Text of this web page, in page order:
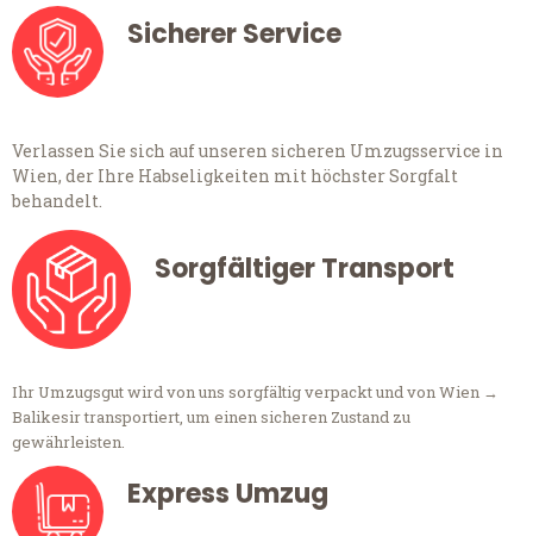
Sicherer Service
Verlassen Sie sich auf unseren sicheren Umzugsservice in
Wien, der Ihre Habseligkeiten mit höchster Sorgfalt
behandelt.
Sorgfältiger Transport
Ihr Umzugsgut wird von uns sorgfältig verpackt und von Wien →
Balikesir transportiert, um einen sicheren Zustand zu
gewährleisten.
Express Umzug